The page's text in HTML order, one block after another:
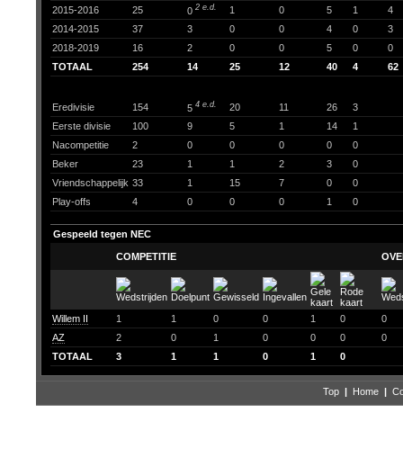
2015-2016
25 0 2 e.d. 1 0 5 1
4
2014-2015
37 3 0 0 4 0
3
2018-2019
16 2 0 0 5 0
0
TOTAAL
254 14 25 12 40 4 62
Eredivisie 154 5 4 e.d. 20 11 26
3
Eerste divisie
100 9 5 1 14
1
Nacompetitie
2 0 0 0 0
0
Beker
23 1 1 2 3
0
Vriendschappelijk 33 1 15 7 0
0
Play-offs
4 0 0 0 1 0
Gespeeld tegen NEC
COMPETITIE
Willem II 1 1 0 0 1 0
0
AZ
2 0 1 0 0 0
0
TOTAAL
3 1 1 0 1 0
Top | Home |